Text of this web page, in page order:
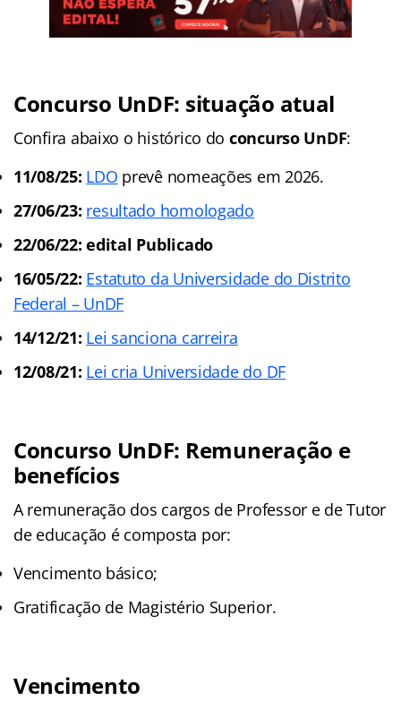
Concurso UnDF: situação atual
Confira abaixo o histórico do concurso UnDF:
11/08/25: LDO prevê nomeações em 2026.
27/06/23: resultado homologado
22/06/22: edital Publicado
16/05/22: Estatuto da Universidade do Distrito
Federal – UnDF
14/12/21: Lei sanciona carreira
12/08/21: Lei cria Universidade do DF
Concurso UnDF: Remuneração e
benefícios
A remuneração dos cargos de Professor e de Tutor
de educação é composta por:
Vencimento básico;
Gratificação de Magistério Superior.
Vencimento